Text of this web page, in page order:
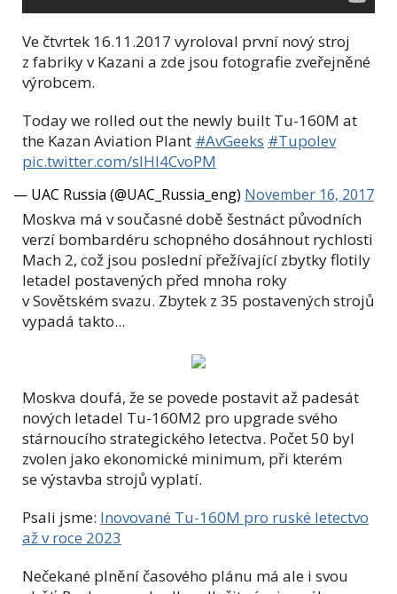
Ve čtvrtek 16.11.2017 vyroloval první nový stroj
z fabriky v Kazani a zde jsou fotografie zveřejněné
výrobcem.
Today we rolled out the newly built Tu-160M at
the Kazan Aviation Plant #AvGeeks #Tupolev
pic.twitter.com/slHI4CvoPM
— UAC Russia (@UAC_Russia_eng) November 16, 2017
Moskva má v současné době šestnáct původních
verzí bombardéru schopného dosáhnout rychlosti
Mach 2, což jsou poslední přežívající zbytky flotily
letadel postavených před mnoha roky
v Sovětském svazu. Zbytek z 35 postavených strojů
vypadá takto...
Moskva doufá, že se povede postavit až padesát
nových letadel Tu-160M2 pro upgrade svého
stárnoucího strategického letectva. Počet 50 byl
zvolen jako ekonomické minimum, při kterém
se výstavba strojů vyplatí.
Psali jsme: Inovované Tu-160M pro ruské letectvo
až v roce 2023
Nečekané plnění časového plánu má ale i svou